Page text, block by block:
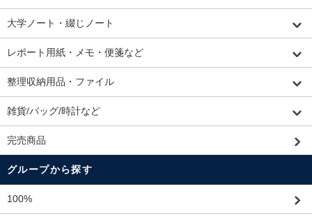
大学ノート・綴じノート
レポート用紙・メモ・便箋など
整理収納用品・ファイル
雑貨/バッグ/時計など
完売商品
グループから探す
100%